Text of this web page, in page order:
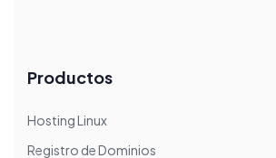
Productos
Hosting Linux
Registro de Dominios